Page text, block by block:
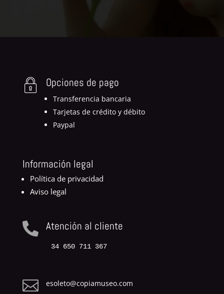
Opciones de pago
Transferencia bancaria
Tarjetas de crédito y débito
Paypal
Información legal
Política de privacidad
Aviso legal
 Atención al cliente
34 650 711 367
 esoleto@copiamuseo.com